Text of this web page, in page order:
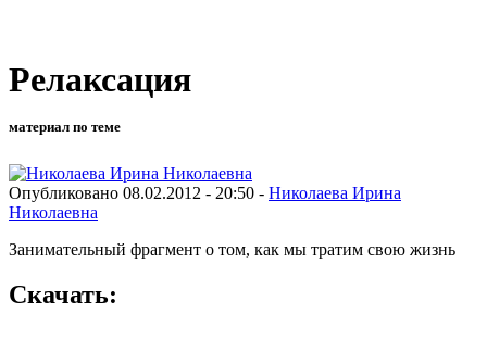
Релаксация
материал по теме
Опубликовано 08.02.2012 - 20:50 - Николаева Ирина
Николаевна
Занимательный фрагмент о том, как мы тратим свою жизнь
Скачать: